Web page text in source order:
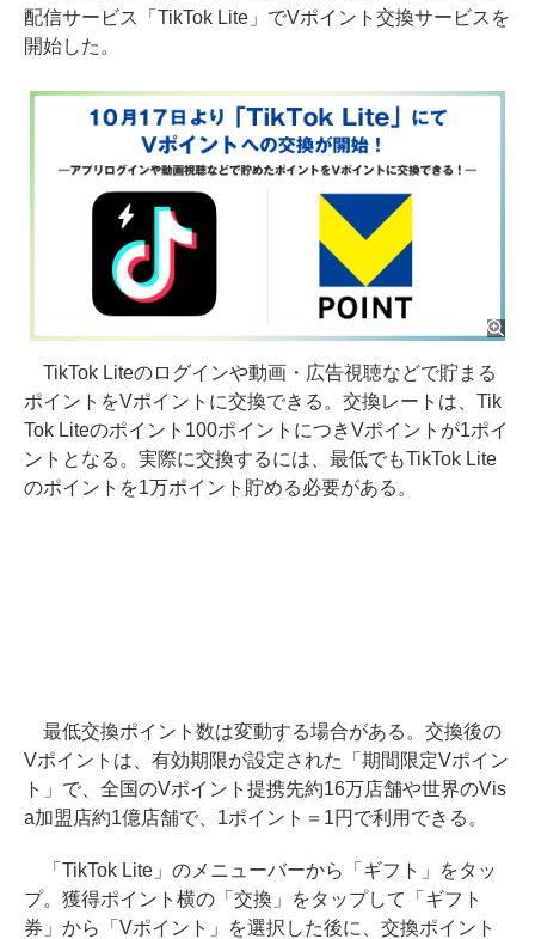
配信サービス「TikTok Lite」でVポイント交換サービスを
開始した。
TikTok Liteのログインや動画・広告視聴などで貯まる
ポイントをVポイントに交換できる。交換レートは、Tik
Tok Liteのポイント100ポイントにつきVポイントが1ポイ
ントとなる。実際に交換するには、最低でもTikTok Lite
のポイントを1万ポイント貯める必要がある。
最低交換ポイント数は変動する場合がある。交換後の
Vポイントは、有効期限が設定された「期間限定Vポイン
ト」で、全国のVポイント提携先約16万店舗や世界のVis
a加盟店約1億店舗で、1ポイント＝1円で利用できる。
「TikTok Lite」のメニューバーから「ギフト」をタッ
プ。獲得ポイント横の「交換」をタップして「ギフト
券」から「Vポイント」を選択した後に、交換ポイント